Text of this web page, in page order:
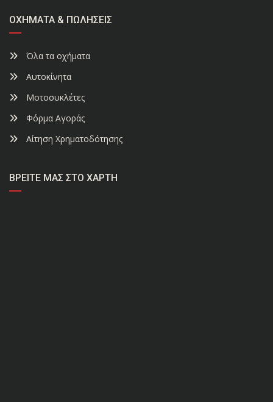
ΟΧΉΜΑΤΑ & ΠΩΛΉΣΕΙΣ
Όλα τα οχήματα
Αυτοκίνητα
Μοτοσυκλέτες
Φόρμα Αγοράς
Αίτηση Χρηματοδότησης
ΒΡΕΊΤΕ ΜΑΣ ΣΤΟ ΧΆΡΤΗ